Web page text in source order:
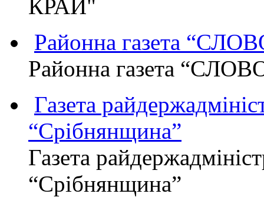
КРАЙ"
Районна газета
Районна газета
Газета
“Срібнянщина”
Газета
“Срібнянщина”